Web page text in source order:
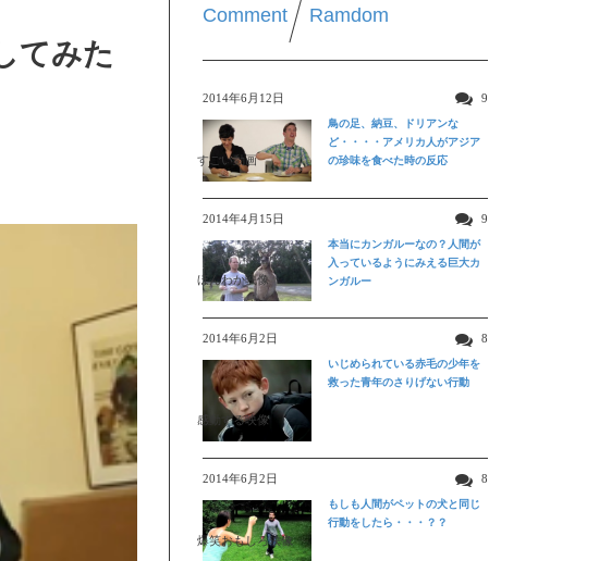
てみた
Comment Ramdom
2014年6月12日 9
すごい動画
鳥の足、納豆、ドリアンな
ど・・・・アメリカ人がアジア
の珍味を食べた時の反応
2014年4月15日 9
ほんわか映像
本当にカンガルーなの？人間が
入っているようにみえる巨大カ
ンガルー
2014年6月2日 8
感動する映像
いじめられている赤毛の少年を
救った青年のさりげない行動
2014年6月2日 8
爆笑おもしろ映像
もしも人間がペットの犬と同じ
行動をしたら・・・？？